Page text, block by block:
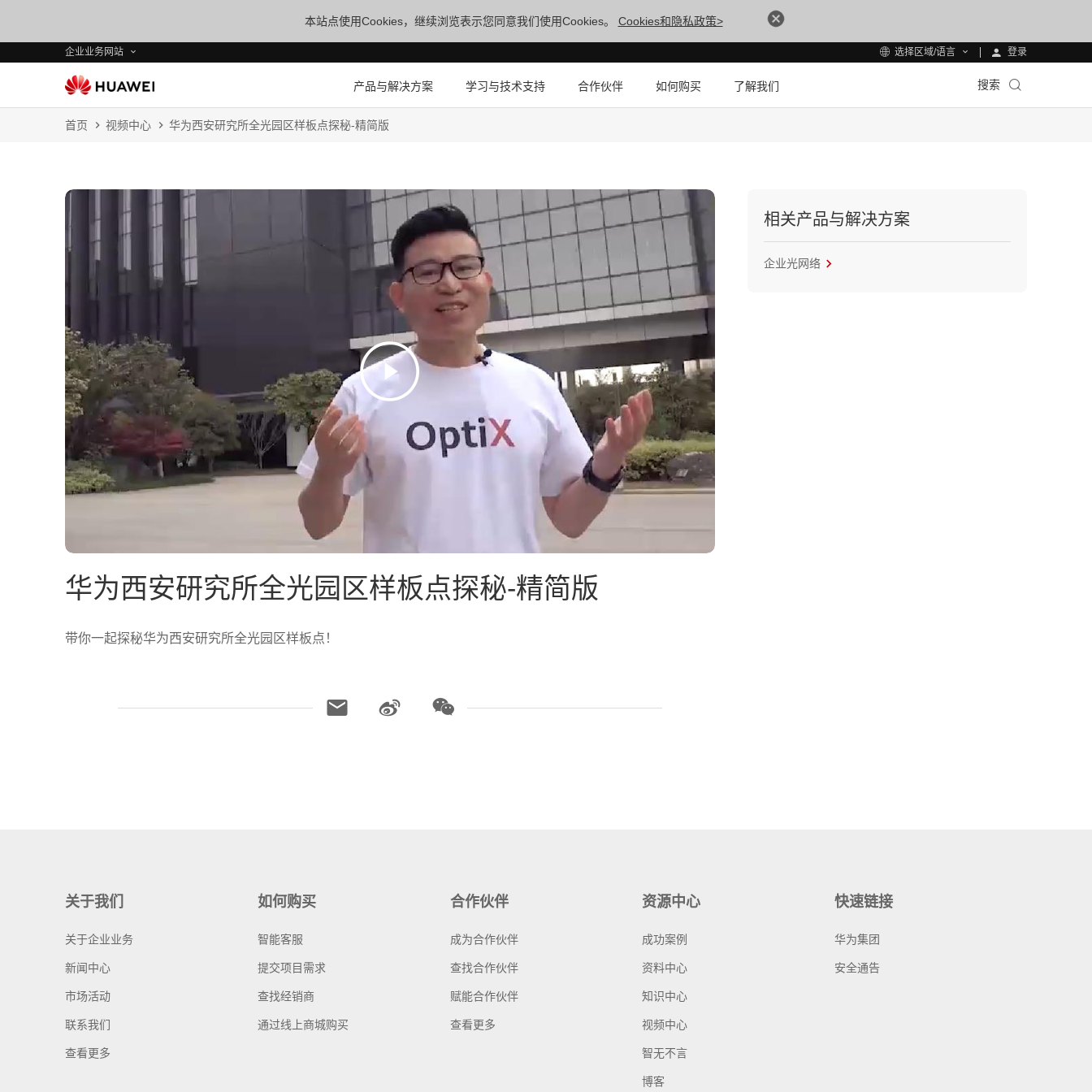
本站点使用Cookies，继续浏览表示您同意我们使用Cookies。 Cookies和隐私政策>
企业业务网站 选择区域/语言 登录
产品与解决方案 学习与技术支持 合作伙伴 如何购买 了解我们 搜索
首页 视频中心 华为西安研究所全光园区样板点探秘-精简版
华为西安研究所全光园区样板点探秘-精简版
带你一起探秘华为西安研究所全光园区样板点！
相关产品与解决方案
企业光网络
关于我们
关于企业业务
新闻中心
市场活动
联系我们
查看更多
如何购买
智能客服
提交项目需求
查找经销商
通过线上商城购买
合作伙伴
成为合作伙伴
查找合作伙伴
赋能合作伙伴
查看更多
资源中心
成功案例
资料中心
知识中心
视频中心
智无不言
博客
快速链接
华为集团
安全通告